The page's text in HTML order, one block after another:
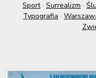
Sport· Surrealizm ·
Typografia ·